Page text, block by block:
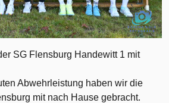
SG Flensburg Handewitt 1 mit
Abwehrleistung haben wir die
mit nach Hause gebracht.